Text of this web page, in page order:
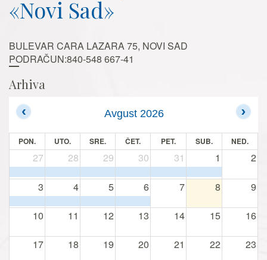
«Novi Sad»
BULEVAR CARA LAZARA 75, NOVI SAD
PODRAČUN:840-548 667-41
Arhiva
Avgust 2026
PON. UTO. SRE. ČET. PET. SUB. NED.
27 28 29 30 31 1 2
3 4 5 6 7 8 9
10 11 12 13 14 15 16
17 18 19 20 21 22 23